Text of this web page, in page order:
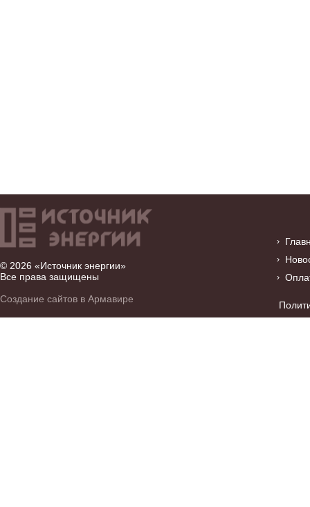
© 2026 «Источник энергии»
Все права защищены
Создание сайтов в Армавире